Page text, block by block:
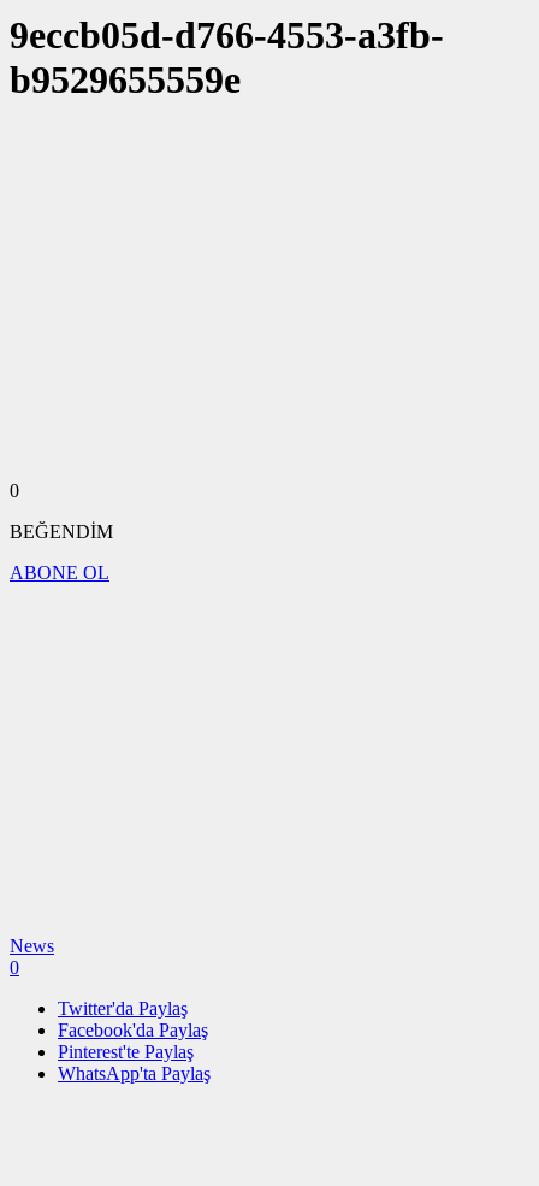
9eccb05d-d766-4553-a3fb-
b9529655559e
0
BEĞENDİM
ABONE OL
News
0
Twitter'da Paylaş
Facebook'da Paylaş
Pinterest'te Paylaş
WhatsApp'ta Paylaş